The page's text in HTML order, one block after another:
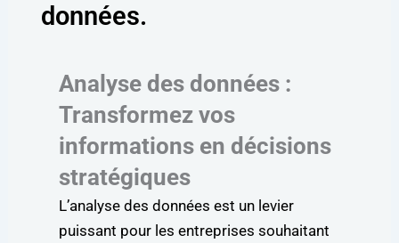
données.
Analyse des données :
Transformez vos
informations en décisions
stratégiques
L’analyse des données est un levier
puissant pour les entreprises souhaitant